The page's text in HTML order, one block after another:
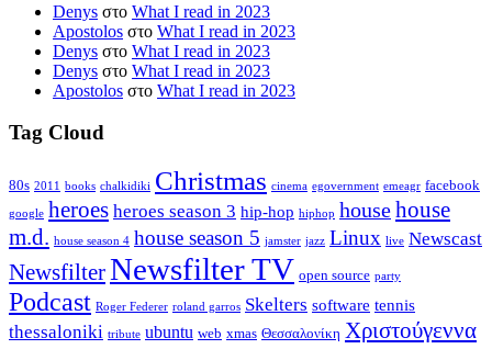
Denys στο What I read in 2023
Apostolos στο What I read in 2023
Denys στο What I read in 2023
Denys στο What I read in 2023
Apostolos στο What I read in 2023
Tag Cloud
80s 2011 books chalkidiki Christmas cinema egovernment emeagr facebook
google heroes heroes season 3 hip-hop hiphop househouse
m.d. house season 4 house season 5 jamster jazz Linux live Newscast
NewsfilterNewsfilter TV open source party
Podcast Roger Federer roland garros Skelters software tennis
thessaloniki tribute ubuntu web xmas Θεσσαλονίκη Χριστούγεννα